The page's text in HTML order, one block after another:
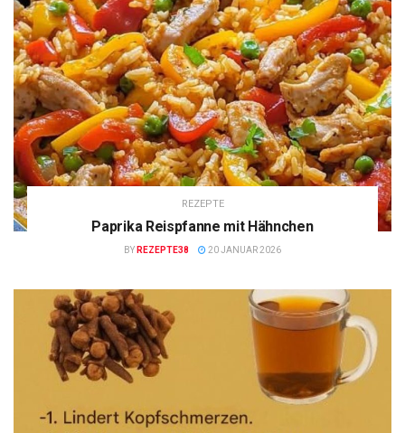
REZEPTE
Paprika Reispfanne mit Hähnchen
BY REZEPTE38 20 JANUAR 2026